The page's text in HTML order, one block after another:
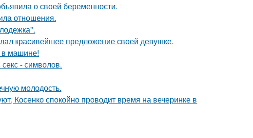
о своей беременности.
отношения.
красивейшее предложение своей девушке.
в машине!
- символов.
молодость.
Косенко спокойно проводит время на вечеринке в